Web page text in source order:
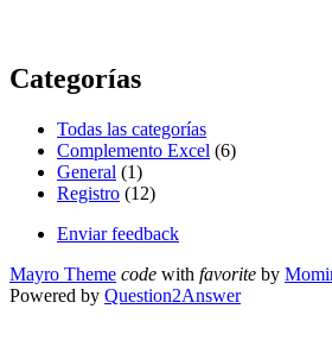
Categorías
Todas las categorías
Complemento Excel (6)
General (1)
Registro (12)
Enviar feedback
Mayro Theme code with favorite by
Powered by Question2Answer